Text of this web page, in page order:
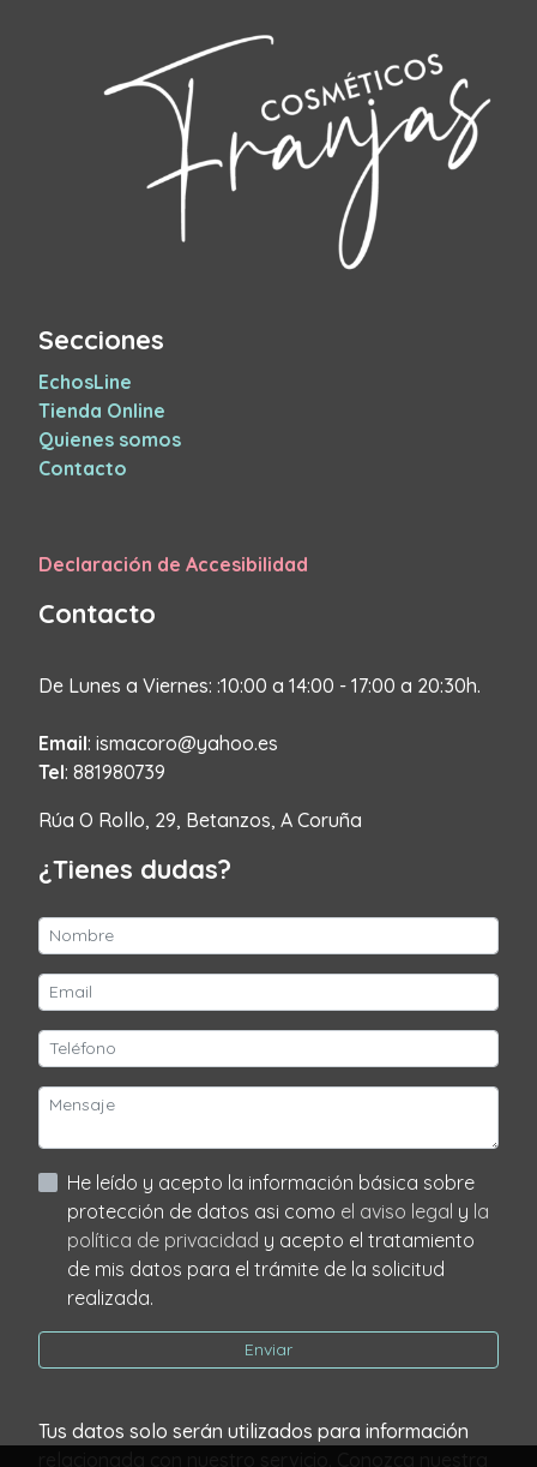
Secciones
EchosLine
Tienda Online
Quienes somos
Contacto
Declaración de Accesibilidad
Contacto
De Lunes a Viernes: :10:00 a 14:00 - 17:00 a 20:30h.
Email: ismacoro@yahoo.es
Tel: 881980739
Rúa O Rollo, 29, Betanzos, A Coruña
¿Tienes dudas?
He leído y acepto la información básica sobre
protección de datos asi como el aviso legal y la
política de privacidad y acepto el tratamiento
de mis datos para el trámite de la solicitud
realizada.
Enviar
Tus datos solo serán utilizados para información